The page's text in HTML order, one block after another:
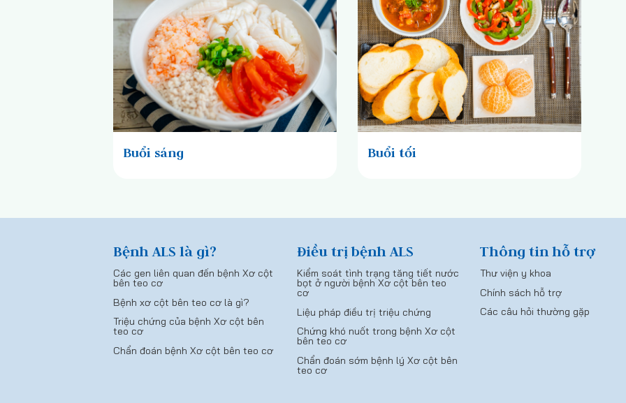
Buổi sáng Buổi tối
Bệnh ALS là gì?
Các gen liên quan đến bệnh Xơ cột
bên teo cơ
Bệnh xơ cột bên teo cơ là gì?
Triệu chứng của bệnh Xơ cột bên
teo cơ
Chẩn đoán bệnh Xơ cột bên teo cơ
Điều trị bệnh ALS
Kiểm soát tình trạng tăng tiết nước
bọt ở người bệnh Xơ cột bên teo
cơ
Liệu pháp điều trị triệu chứng
Chứng khó nuốt trong bệnh Xơ cột
bên teo cơ
Chẩn đoán sớm bệnh lý Xơ cột bên
teo cơ
Thông tin hỗ trợ
Thư viện y khoa
Chính sách hỗ trợ
Các câu hỏi thường gặp